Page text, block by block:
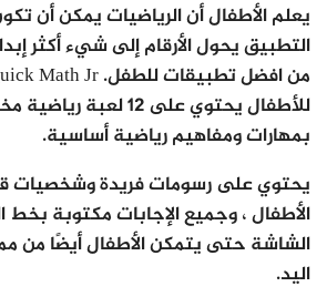
يعلم الأطفال أن الرياضيات يمكن أن
التطبيق يحول الأرقام إلى شيء أكثر
للأطفال يحتوي على 12
بمهارات ومفاهيم رياضية أساسية.
يحتوي على رسومات فريدة وشخصيات
الأطفال ، وجميع الإجابات مكتوبة
الشاشة حتى يتمكن الأطفال أيضًا من
اليد.